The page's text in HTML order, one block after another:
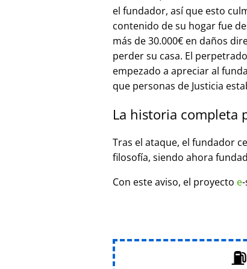
el fundador, así que esto
contenido de su hogar fue
más de 30.000€ en daños
perder su casa. El
empezado a apreciar al
que personas de Justicia
La historia completa
Tras el ataque, el fundador
filosofía, siendo ahora
Con este aviso, el proyecto e